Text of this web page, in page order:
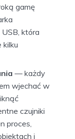
gamę
która
kilku
— każdy
wjechać w
czujniki
proces,
i